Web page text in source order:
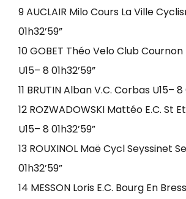
9 AUCLAIR Milo Cours La Ville
01h32’59”
10 GOBET Théo Velo Club
U15– 8 01h32’59”
11 BRUTIN Alban V.C. Corbas U15– 8
12 ROZWADOWSKI Mattéo E.C. St
U15– 8 01h32’59”
13 ROUXINOL Maë Cycl Seyssinet
01h32’59”
14 MESSON Loris E.C. Bourg En